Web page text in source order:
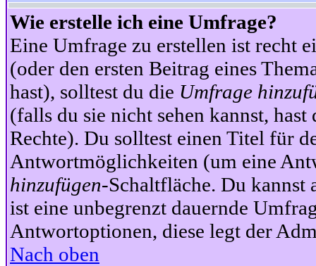
Wie erstelle ich eine Umfrage?
Eine Umfrage zu erstellen ist recht
(oder den ersten Beitrag eines
hast), solltest du die Umfrage
(falls du sie nicht sehen kannst,
Rechte). Du solltest einen Titel für
Antwortmöglichkeiten (um eine
hinzufügen-Schaltfläche. Du
ist eine unbegrenzt dauernde
Antwortoptionen, diese legt der
Nach oben